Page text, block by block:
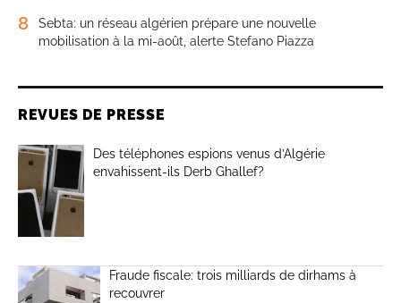
8
Sebta: un réseau algérien prépare une nouvelle
mobilisation à la mi-août, alerte Stefano Piazza
REVUES DE PRESSE
Des téléphones espions venus d’Algérie
envahissent-ils Derb Ghallef?
Fraude fiscale: trois milliards de dirhams à
recouvrer